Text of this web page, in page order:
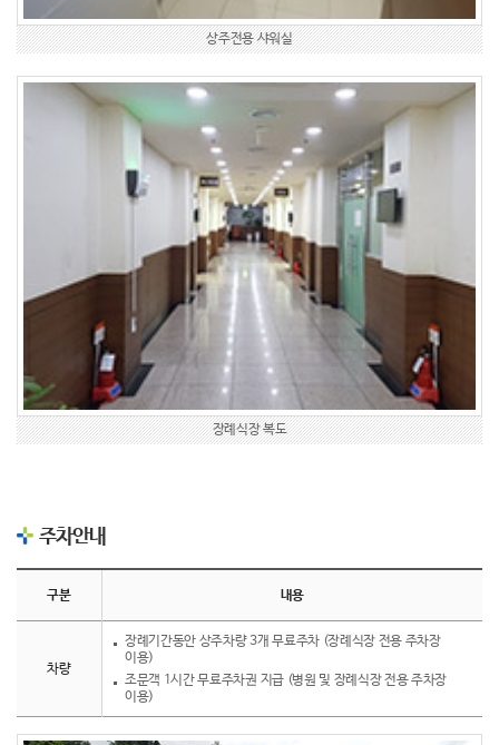
상주전용 샤워실
장례식장 복도
주차안내
구분 내용
차량
장례기간동안 상주차량 3개 무료주차 (장례식장 전용 주차장
이용)
조문객 1시간 무료주차권 지급 (병원 및 장례식장 전용 주차장
이용)